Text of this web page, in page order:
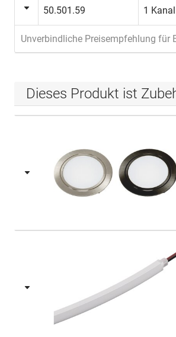
50.501.59 1 Kanal
Unverbindliche Preisempfehlung für
Dieses Produkt ist